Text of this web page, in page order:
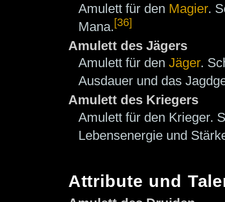
Amulett für den Magier.
Mana.[36]
Amulett des Jägers
Amulett für den Jäger.
Ausdauer und das
Amulett des Kriegers
Amulett für den Krieger.
Lebensenergie und
Attribute und